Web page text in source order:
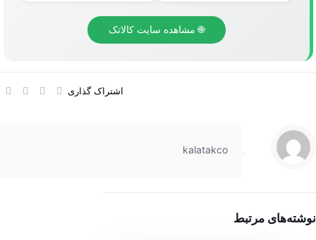
🌐 مشاهده سایت کالاتک
اشتراک گذاری
kalatakco
نوشته‌های مرتبط